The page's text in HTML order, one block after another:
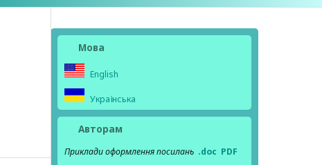
Мова
English
Українська
Авторам
Приклади оформлення посилань .doc PDF